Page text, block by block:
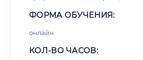
ФОРМА ОБУЧЕНИЯ:
онлайн
КОЛ-ВО ЧАСОВ: